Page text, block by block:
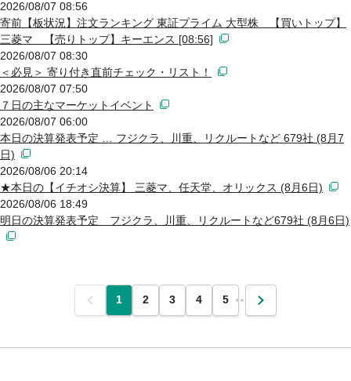
2026/08/07 08:56
寄前【板状況】注文ランキング 東証プライム 大型株 【買いトップ】
三菱マ 【売りトップ】キーエンス [08:56]
2026/08/07 08:30
＜必見＞ 寄り付き直前チェック・リスト！
2026/08/07 07:50
７日の主なマーケットイベント
2026/08/07 06:00
本日の決算発表予定 … フジクラ、川重、リクルートなど 679社 (8月7
日)
2026/08/06 20:14
★本日の【イチオシ決算】 三菱マ、任天堂、オリックス (8月6日)
2026/08/06 18:49
明日の決算発表予定 フジクラ、川重、リクルートなど679社 (8月6日)
前 1 2 3 4 5 … 次